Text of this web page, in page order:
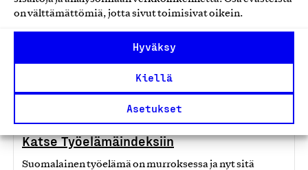
on välttämättömiä, jotta sivut toimisivat oikein.
Hyväksy
Kiellä
Asetukset
kyselytutkimus toteutettiin huhtikuussa 2025, ja
siihen vastasi kaiken kaikkiaan 1 065…
Katse Työelämäindeksiin
Suomalainen työelämä on murroksessa ja nyt sitä